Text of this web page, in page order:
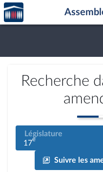
Aller au contenu
Aller en bas de la page
Accèder
à la
page
Recherche
Législature
17e
Suivre les